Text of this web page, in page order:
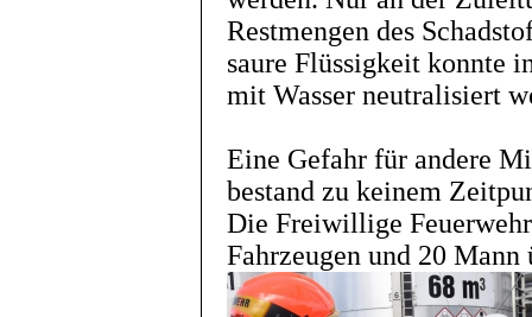
Restmengen des
saure Flüssigkeit konnte
mit Wasser neutralisiert
Eine Gefahr für andere
bestand zu keinem
Die Freiwillige
Fahrzeugen und 20